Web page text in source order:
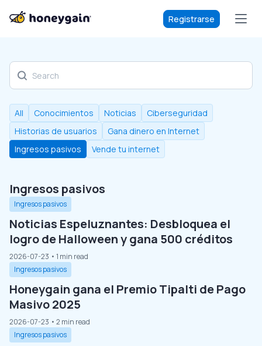
Registrarse
Discover our blog
All Conocimientos Noticias
Ciberseguridad
Historias de usuarios
Gana dinero en Internet
Ingresos pasivos
Vende tu internet
Ingresos pasivos
Ingresos pasivos
Noticias Espeluznantes: Desbloquea el
logro de Halloween y gana 500 créditos
2026-07-23 • 1 min read
Ingresos pasivos
Honeygain gana el Premio Tipalti de Pago
Masivo 2025
2026-07-23 • 2 min read
Ingresos pasivos